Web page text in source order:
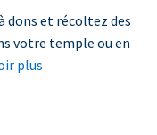
dons et récoltez des
votre temple ou en
plus